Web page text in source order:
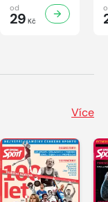
od
29 Kč
Více